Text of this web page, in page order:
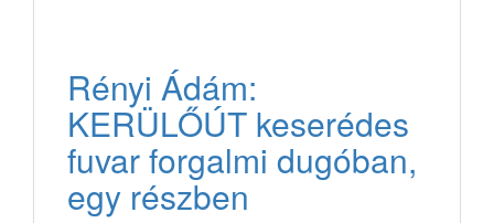
Rényi Ádám:
KERÜLŐÚT keserédes
fuvar forgalmi dugóban,
egy részben